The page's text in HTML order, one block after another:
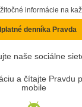
informácie na
denníka Pravda
naše sociálne
a čítajte Pravdu
mobile